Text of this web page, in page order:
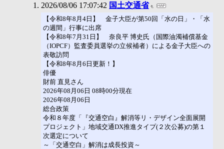
2026/08/06 17:07:42 国土交通省
【令和8年8月4日】 金子大臣が第50回「水の日」・「水
の週間」行事に出席
【令和8年7月31日】 奈良平 博史氏（国際油濁補償基金
（IOPCF）監査委員選挙の立候補者）による金子大臣への
表敬訪問
【令和8年8月6日更新！】
俳優
財前 直見さん
2026年08月06日 08時00分現在
2026年08月06日
総合政策
令和８年度「『交通空白』解消等リ・デザイン全面展開
プロジェクト」地域交通DX推進タイプ(２次公募)の第１
次選定について
～「交通空白」解消は成長投資～